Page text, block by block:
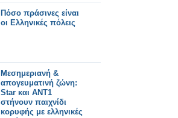
Πόσο πράσινες είναι
οι Ελληνικές πόλεις
Μεσημεριανή &
απογευματινή ζώνη:
Star και ΑΝΤ1
στήνουν παιχνίδι
κορυφής με ελληνικές